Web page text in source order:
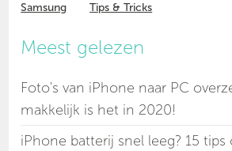
Samsung
Tips & Tricks
Meest gelezen
Foto's van iPhone naar PC
makkelijk is het in 2020!
iPhone batterij snel leeg? 15